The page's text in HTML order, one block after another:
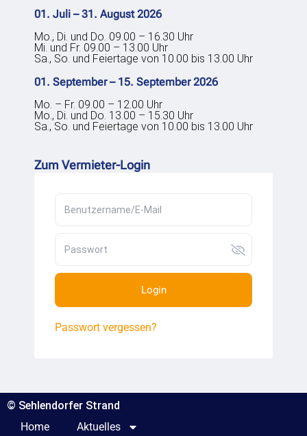
01. Juli – 31. August 2026
Mo., Di. und Do. 09.00 – 16.30 Uhr
Mi. und Fr. 09.00 – 13.00 Uhr
Sa., So. und Feiertage von 10.00 bis 13.00 Uhr
01. September – 15. September 2026
Mo. – Fr. 09.00 – 12.00 Uhr
Mo., Di. und Do. 13.00 – 15.30 Uhr
Sa., So. und Feiertage von 10.00 bis 13.00 Uhr
Zum Vermieter-Login
Login
Passwort vergessen?
© Sehlendorfer Strand
Home
Aktuelles